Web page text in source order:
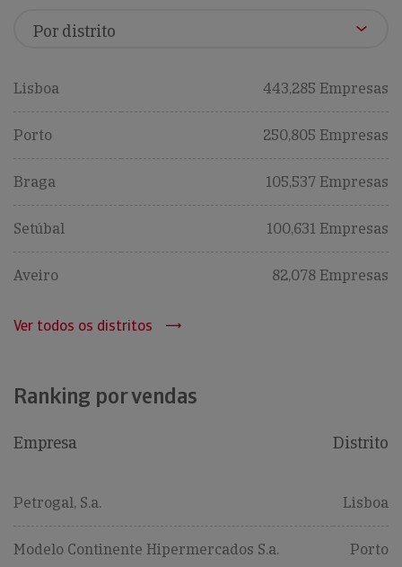
Lisboa 443,285 Empresas
Porto 250,805 Empresas
Braga 105,537 Empresas
Setúbal 100,631 Empresas
Aveiro 82,078 Empresas
Ver todos os distritos
Ranking por vendas
Empresa Distrito
Petrogal, S.a. Lisboa
Modelo Continente Hipermercados S.a. Porto